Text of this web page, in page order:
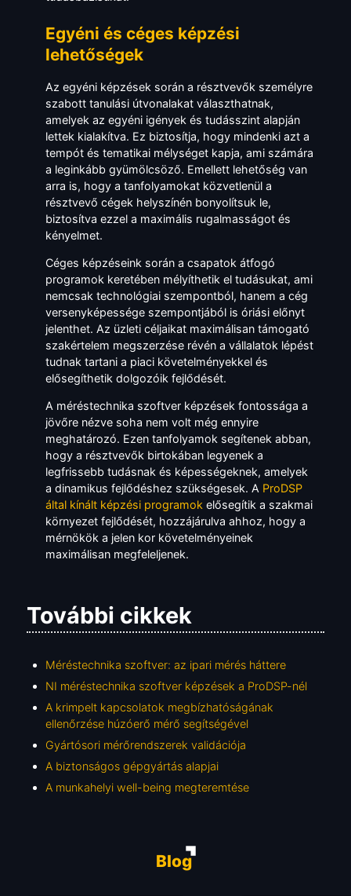
Egyéni és céges képzési
lehetőségek
Az egyéni képzések során a résztvevők személyre
szabott tanulási útvonalakat választhatnak,
amelyek az egyéni igények és tudásszint alapján
lettek kialakítva. Ez biztosítja, hogy mindenki azt a
tempót és tematikai mélységet kapja, ami számára
a leginkább gyümölcsöző. Emellett lehetőség van
arra is, hogy a tanfolyamokat közvetlenül a
résztvevő cégek helyszínén bonyolítsuk le,
biztosítva ezzel a maximális rugalmasságot és
kényelmet.
Céges képzéseink során a csapatok átfogó
programok keretében mélyíthetik el tudásukat, ami
nemcsak technológiai szempontból, hanem a cég
versenyképessége szempontjából is óriási előnyt
jelenthet. Az üzleti céljaikat maximálisan támogató
szakértelem megszerzése révén a vállalatok lépést
tudnak tartani a piaci követelményekkel és
elősegíthetik dolgozóik fejlődését.
A méréstechnika szoftver képzések fontossága a
jövőre nézve soha nem volt még ennyire
meghatározó. Ezen tanfolyamok segítenek abban,
hogy a résztvevők birtokában legyenek a
legfrissebb tudásnak és képességeknek, amelyek
a dinamikus fejlődéshez szükségesek. A ProDSP
által kínált képzési programok elősegítik a szakmai
környezet fejlődését, hozzájárulva ahhoz, hogy a
mérnökök a jelen kor követelményeinek
maximálisan megfeleljenek.
További cikkek
Méréstechnika szoftver: az ipari mérés háttere
NI méréstechnika szoftver képzések a ProDSP-nél
A krimpelt kapcsolatok megbízhatóságának
ellenőrzése húzóerő mérő segítségével
Gyártósori mérőrendszerek validációja
A biztonságos gépgyártás alapjai
A munkahelyi well-being megteremtése
Blog